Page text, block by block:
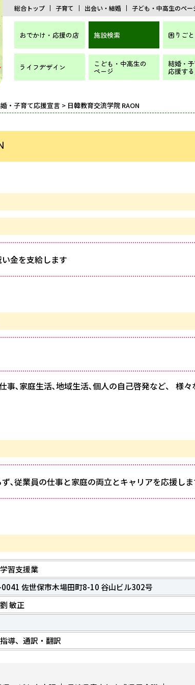
総合トップ 子育て 出会い・結婚 子ども・中高生のペー
おでかけ・応援の店 施設検索 困りごと
ライフデザイン こども・中高生の
ページ
結婚・
応援す
・子育て応援宣言 > 日韓教育交流学院 RAON
金を支給します
事､家庭生活､地域生活､個人の自己啓発など、 様
､従業員の仕事と家庭の両立とキャリアを応援し
習支援業
佐世保市木場田町8-10 谷山ビル302号
敏正
導、通訳・翻訳